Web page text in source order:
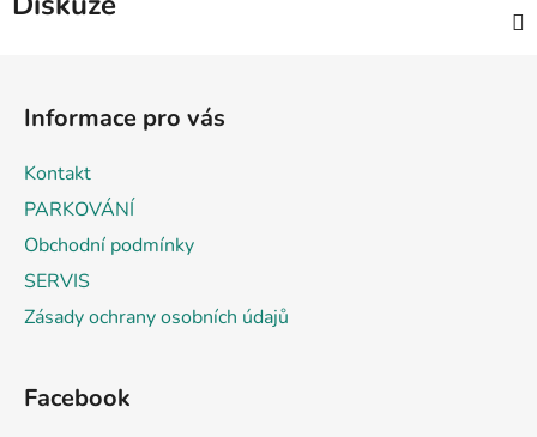
Informace pro vás
Kontakt
PARKOVÁNÍ
Obchodní podmínky
SERVIS
Zásady ochrany osobních údajů
Facebook